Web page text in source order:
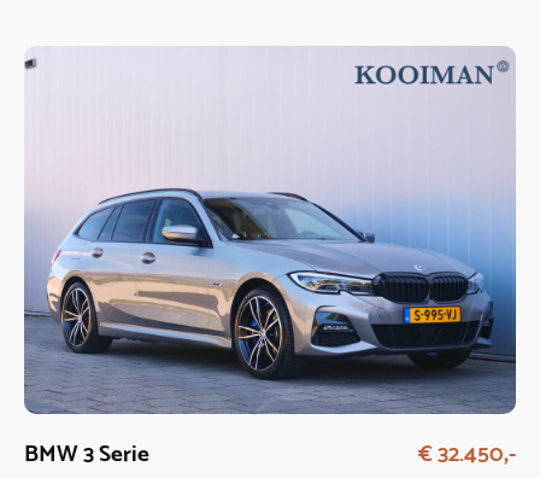
BMW 3 Serie € 32.450,-